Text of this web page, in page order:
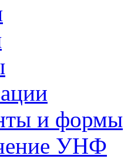
и формы
УНФ